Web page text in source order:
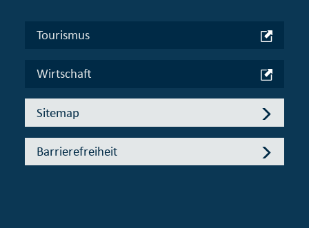
Tourismus
Wirtschaft
Sitemap
Barrierefreiheit